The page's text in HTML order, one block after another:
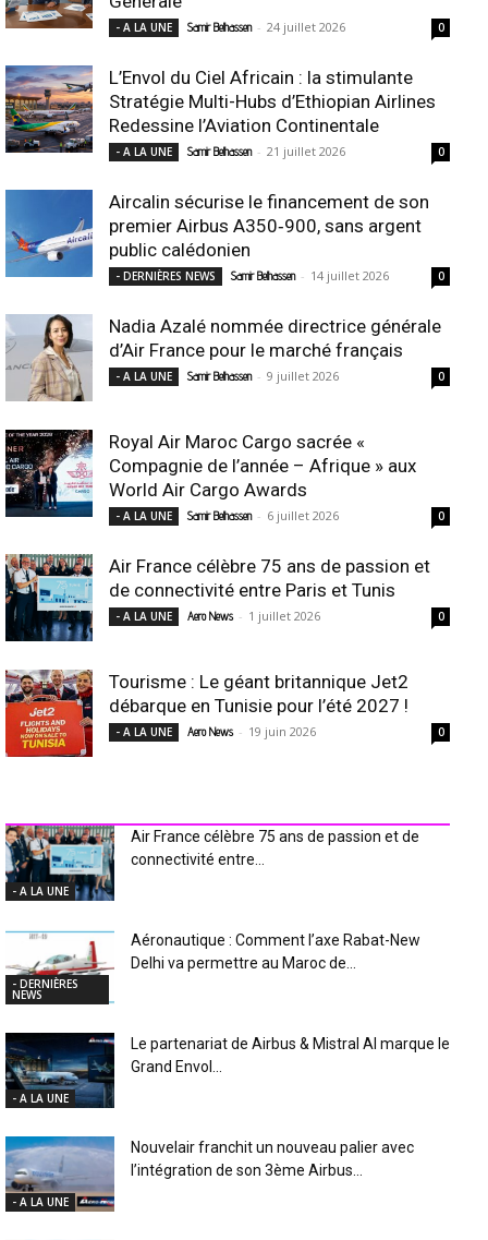
- A LA UNE Samir Belhassen - 24 juillet 2026 0
L’Envol du Ciel Africain : la stimulante
Stratégie Multi-Hubs d’Ethiopian Airlines
Redessine l’Aviation Continentale
- A LA UNE Samir Belhassen - 21 juillet 2026 0
Aircalin sécurise le financement de son
premier Airbus A350‑900, sans argent
public calédonien
- DERNIÈRES NEWS Samir Belhassen - 14 juillet 2026 0
Nadia Azalé nommée directrice générale
d’Air France pour le marché français
- A LA UNE Samir Belhassen - 9 juillet 2026 0
Royal Air Maroc Cargo sacrée «
Compagnie de l’année – Afrique » aux
World Air Cargo Awards
- A LA UNE Samir Belhassen - 6 juillet 2026 0
Air France célèbre 75 ans de passion et
de connectivité entre Paris et Tunis
- A LA UNE Aero News - 1 juillet 2026 0
Tourisme : Le géant britannique Jet2
débarque en Tunisie pour l’été 2027 !
- A LA UNE Aero News - 19 juin 2026 0
- A LA UNE
Air France célèbre 75 ans de passion et de
connectivité entre...
- DERNIÈRES
NEWS
Aéronautique : Comment l’axe Rabat-New
Delhi va permettre au Maroc de...
- A LA UNE
Le partenariat de Airbus & Mistral AI marque le
Grand Envol...
- A LA UNE
Nouvelair franchit un nouveau palier avec
l’intégration de son 3ème Airbus...